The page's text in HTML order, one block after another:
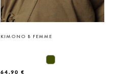
KIMONO B FEMME
64,90 €